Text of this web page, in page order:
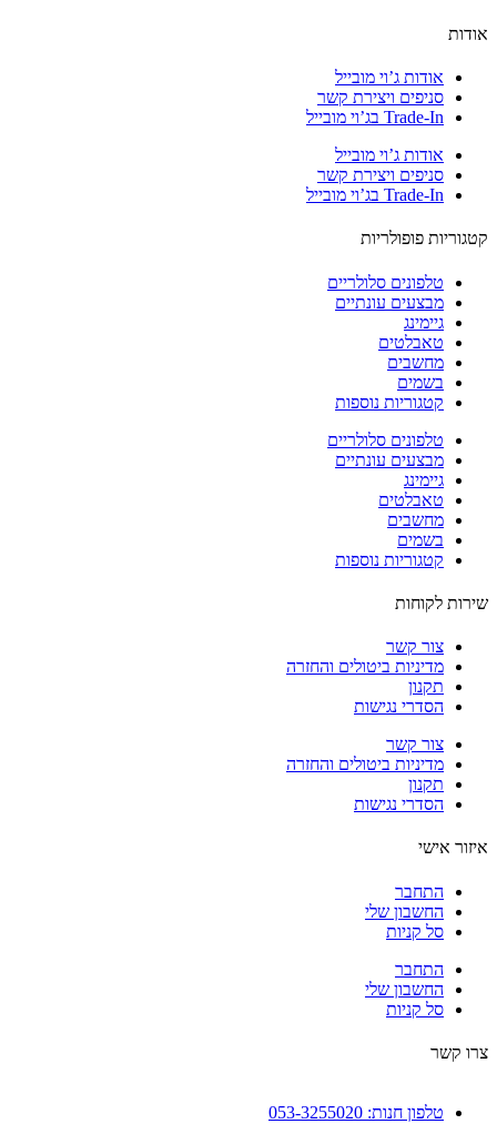
אודות ג’וי מובייל
סניפים ויצירת קשר
Trade-In בג’וי מובייל
אודות ג’וי מובייל
סניפים ויצירת קשר
Trade-In בג’וי מובייל
פופולריות
טלפונים סלולריים
מבצעים עונתיים
גיימינג
טאבלטים
מחשבים
בשמים
קטגוריות נוספות
טלפונים סלולריים
מבצעים עונתיים
גיימינג
טאבלטים
מחשבים
בשמים
קטגוריות נוספות
לקוחות
צור קשר
מדיניות ביטולים והחזרה
תקנון
הסדרי נגישות
צור קשר
מדיניות ביטולים והחזרה
תקנון
הסדרי נגישות
אישי
התחבר
החשבון שלי
סל קניות
התחבר
החשבון שלי
סל קניות
קשר
טלפון חנות: 053-3255020